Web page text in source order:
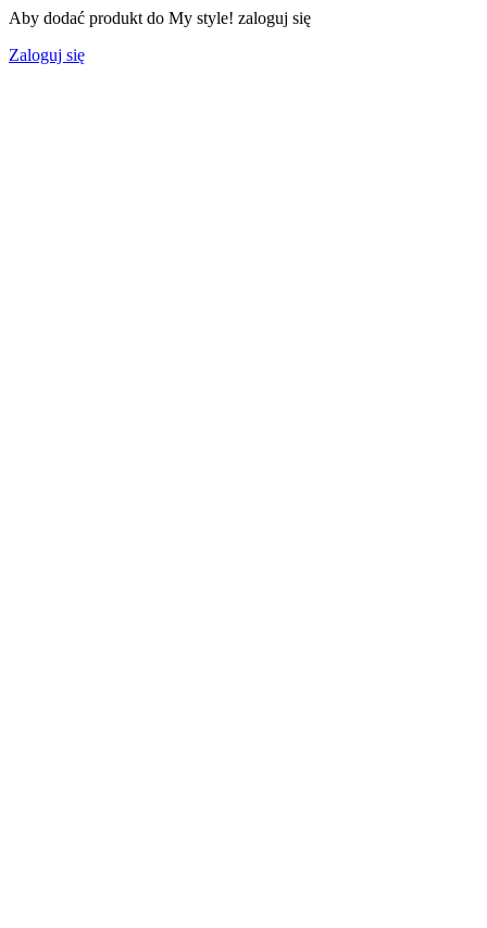
Aby dodać produkt do My style! zaloguj się
Zaloguj się